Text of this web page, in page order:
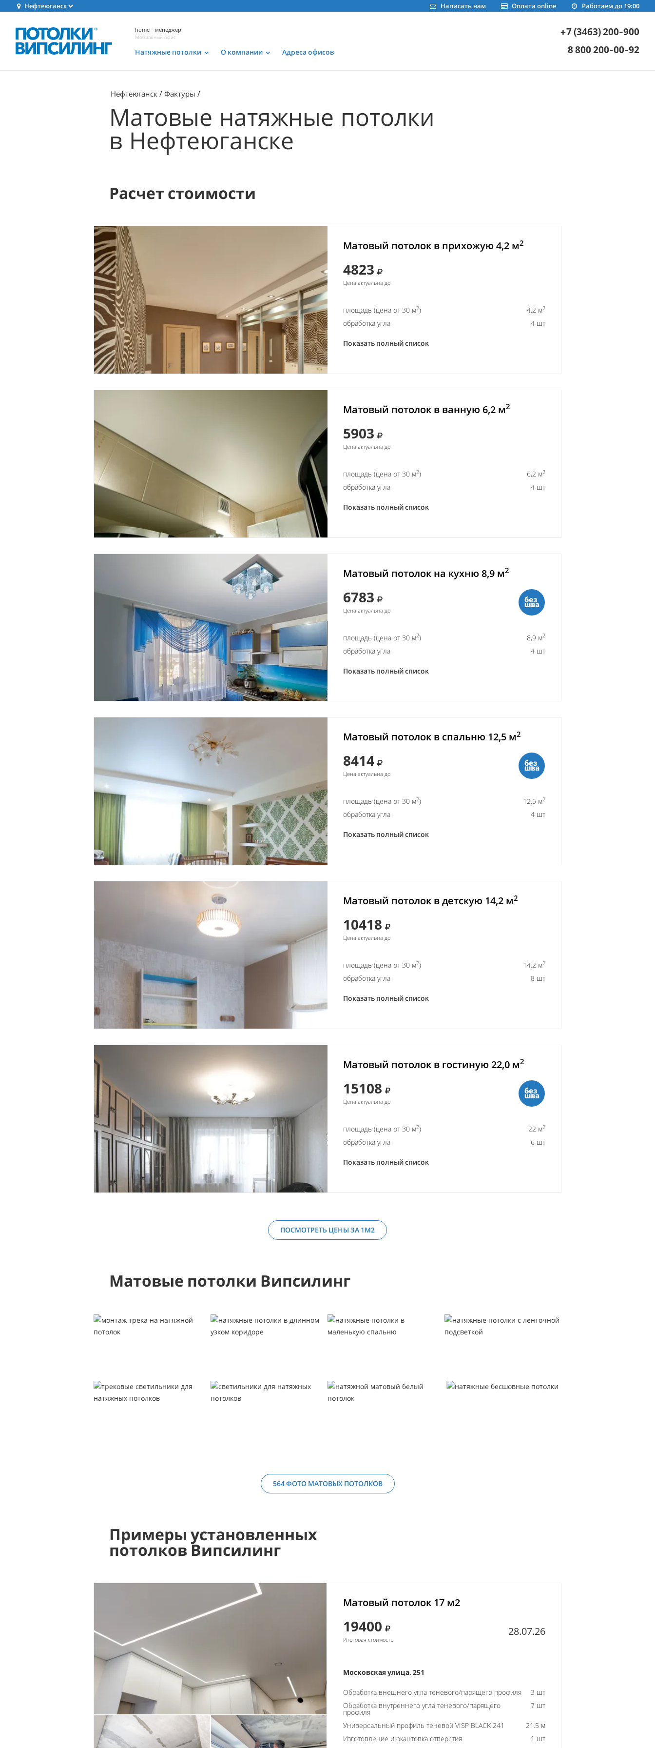
Нефтеюганск Работаем до 19:00
Оплата online
Написать нам
home - менеджер
Мобильный офис
Натяжные потолки О компании Адреса офисов
+7 (3463) 200-900
8 800 200-00-92
Нефтеюганск Фактуры
Матовые натяжные потолки
в Нефтеюганске
Расчет стоимости
Матовый потолок в прихожую 4,2 м2
4823
Цена актуальна до
площадь (цена от 30 м2) 4,2 м2
обработка угла 4 шт
Показать полный список
Матовый потолок в ванную 6,2 м2
5903
Цена актуальна до
площадь (цена от 30 м2) 6,2 м2
обработка угла 4 шт
Показать полный список
Матовый потолок на кухню 8,9 м2
6783
Цена актуальна до
площадь (цена от 30 м2) 8,9 м2
обработка угла 4 шт
Показать полный список
Матовый потолок в спальню 12,5 м2
8414
Цена актуальна до
площадь (цена от 30 м2) 12,5 м2
обработка угла 4 шт
Показать полный список
Матовый потолок в детскую 14,2 м2
10418
Цена актуальна до
площадь (цена от 30 м2) 14,2 м2
обработка угла 8 шт
Показать полный список
Матовый потолок в гостиную 22,0 м2
15108
Цена актуальна до
площадь (цена от 30 м2) 22 м2
обработка угла 6 шт
Показать полный список
ПОСМОТРЕТЬ ЦЕНЫ ЗА 1М2
Матовые потолки Випсилинг
564 ФОТО МАТОВЫХ ПОТОЛКОВ
Примеры установленных
потолков Випсилинг
Матовый потолок 17 м2
19400
Итоговая стоимость
28.07.26
Московская улица, 251
Обработка внешнего угла теневого/парящего профиля
3 шт
Обработка внутреннего угла теневого/парящего
профиля
7 шт
Универсальный профиль теневой VISP BLACK 241
21.5 м
Изготовление и окантовка отверстия
1 шт